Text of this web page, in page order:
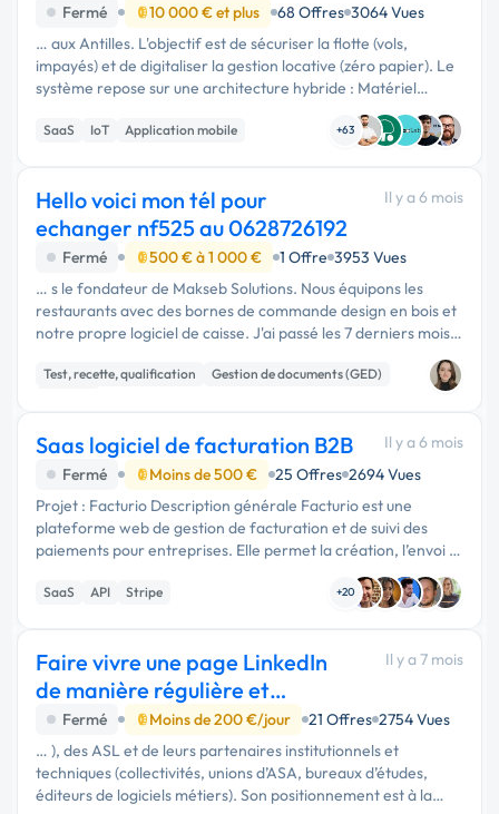
Fermé 10 000 € et plus 68 Offres 3064 Vues
… aux Antilles. L'objectif est de sécuriser la flotte (vols,
impayés) et de digitaliser la gestion locative (zéro papier). Le
système repose sur une architecture hybride : Matériel
(Boîtiers GPS/4G) + Logiciel (Plateforme Web & App …
SaaS IoT Application mobile +63
Hello voici mon tél pour
echanger nf525 au 0628726192
Il y a 6 mois
Fermé 500 € à 1 000 € 1 Offre 3953 Vues
… s le fondateur de Makseb Solutions. Nous équipons les
restaurants avec des bornes de commande design en bois et
notre propre logiciel de caisse. J'ai passé les 7 derniers mois à
Test, recette, qualification
Gestion de documents (GED)
Saas logiciel de facturation B2B
Il y a 6 mois
Fermé
Moins de 500 € 25 Offres 2694 Vues
Projet : Facturio Description générale Facturio est une
plateforme web de gestion de facturation et de suivi des
paiements pour entreprises. Elle permet la création, l’envoi et
le suivi des factures, devis et avoirs, avec un tableau de bord
person...
SaaS API Stripe +20
Faire vivre une page LinkedIn
de manière régulière et
professionnelle
Il y a 7 mois
Fermé Moins de 200 €/jour 21 Offres 2754 Vues
… ), des ASL et de leurs partenaires institutionnels et
techniques (collectivités, unions d’ASA, bureaux d’études,
éditeurs de logiciels métiers). Son positionnement est à la